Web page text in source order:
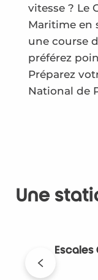
vitesse ? Le
Maritime en
une course
préférez
Préparez
National de
Une